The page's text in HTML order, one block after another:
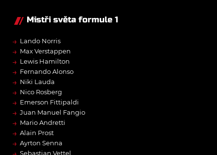
Mistři světa formule 1
→ Lando Norris
→ Max Verstappen
→ Lewis Hamilton
→ Fernando Alonso
→ Niki Lauda
→ Nico Rosberg
→ Emerson Fittipaldi
→ Juan Manuel Fangio
→ Mario Andretti
→ Alain Prost
→ Ayrton Senna
Sebastian Vettel